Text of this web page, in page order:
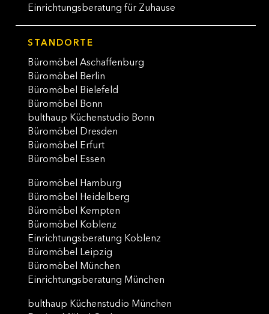
Einrichtungsberatung für Zuhause
STANDORTE
Büromöbel Aschaffenburg
Büromöbel Berlin
Büromöbel Bielefeld
Büromöbel Bonn
bulthaup Küchenstudio Bonn
Büromöbel Dresden
Büromöbel Erfurt
Büromöbel Essen
Büromöbel Hamburg
Büromöbel Heidelberg
Büromöbel Kempten
Büromöbel Koblenz
Einrichtungsberatung Koblenz
Büromöbel Leipzig
Büromöbel München
Einrichtungsberatung München
bulthaup Küchenstudio München